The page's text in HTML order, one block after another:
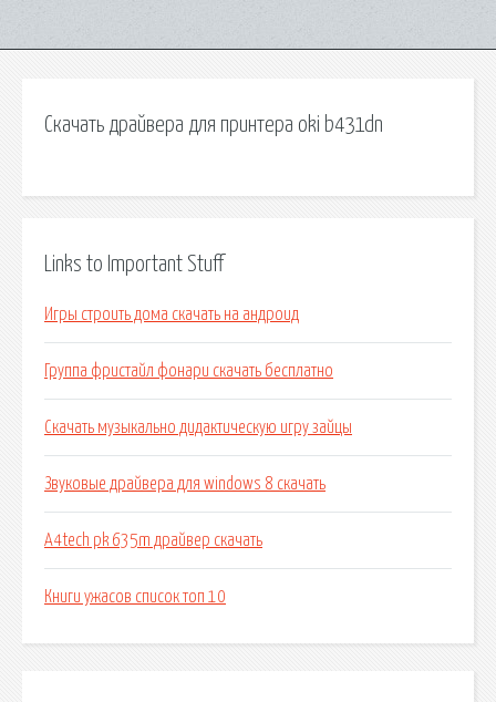
Скачать драйвера для принтера oki b431dn
Links to Important Stuff
Игры строить дома скачать на андроид
Группа фристайл фонари скачать бесплатно
Скачать музыкально дидактическую игру зайцы
Звуковые драйвера для windows 8 скачать
A4tech pk 635m драйвер скачать
Книги ужасов список топ 10